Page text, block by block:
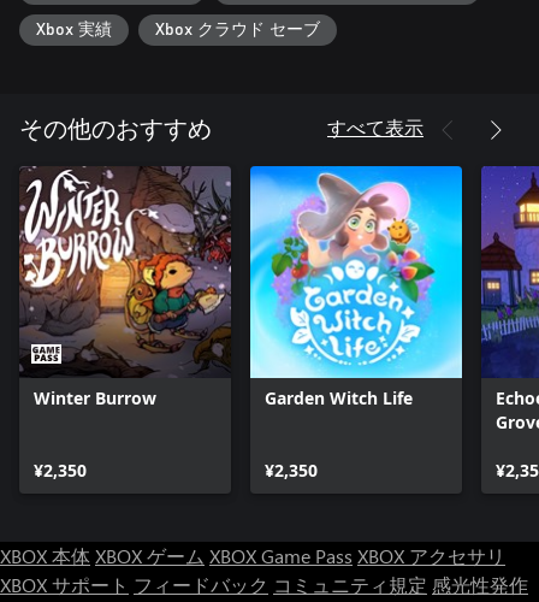
Xbox 実績 Xbox クラウド セーブ
その他のおすすめ すべて表示
Winter Burrow
¥2,350
Garden Witch Life
¥2,350
XBOX 本体XBOX ゲーム XBOX Game Pass XBOX アクセサリ
XBOX サポート フィードバック コミュニティ規定 感光性発作